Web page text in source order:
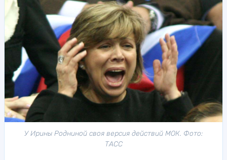
У Ирины Родниной своя версия действий МОК. Фото:
ТАСС